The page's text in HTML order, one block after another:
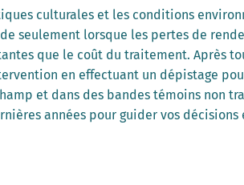
culturales et les conditions
seulement lorsque les pertes de
que le coût du traitement. Après
en effectuant un dépistage
et dans des bandes témoins non
années pour guider vos